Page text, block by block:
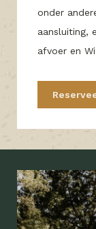
onder
aansluiting,
afvoer en